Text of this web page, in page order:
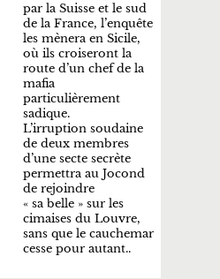
par la Suisse et le sud
de la France, l’enquête
les mènera en Sicile,
où ils croiseront la
route d’un chef de la
mafia
particulièrement
sadique.
L’irruption soudaine
de deux membres
d’une secte secrète
permettra au Jocond
de rejoindre
« sa belle » sur les
cimaises du Louvre,
sans que le cauchemar
cesse pour autant..